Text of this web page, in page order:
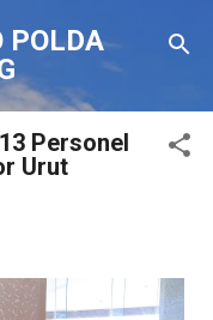
POLDA
Personel
Urut